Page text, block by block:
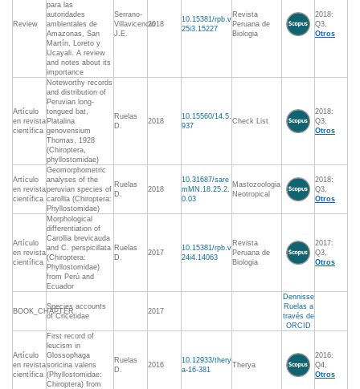
Review
para las
autoridades
ambientales de
Amazonas, San
Martín, Loreto y
Ucayali. A review
and notes about its
importance
Serrano-
Villavicencio
J.E.
2018
10.15381/rpb.v
25i3.15227
Revista
Peruana de
Biologia
2018:
Q3,
Otros
Artículo
en revista
científica
Noteworthy records
and distribution of
Peruvian long-
tongued bat,
Platalina
genovensium
Thomas, 1928
(Chiroptera,
phyllostomidae)
Ruelas
D.
2018
10.15560/14.5.
937
Check List
2018:
Q3,
Otros
Artículo
en revista
científica
Geomorphometric
analyses of the
peruvian species of
carollia (Chiroptera:
Phyllostomidae)
Ruelas
D.
2018
10.31687/sare
mMN.18.25.2.
0.03
Mastozoologia
Neotropical
2018:
Q3,
Otros
Artículo
en revista
científica
Morphological
differentiation of
Carollia brevicauda
and C. perspicillata
(Chiroptera:
Phyllostomidae)
from Perú and
Ecuador
Ruelas
D.
2017
10.15381/rpb.v
24i4.14063
Revista
Peruana de
Biologia
2017:
Q3,
Otros
BOOK_CHAPTER
Species accounts
of Cricetidae
2017
Dennisse
Ruelas a
través de
ORCID
Artículo
en revista
científica
First record of
leucism in
Glossophaga
soricina valens
(Phyllostomidae:
Chiroptera) from
Ruelas
D.
2016
10.12933/thery
a-16-381
Therya
2016:
Q4,
Otros